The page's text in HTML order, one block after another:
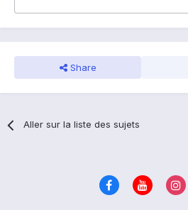
Share
Aller sur la liste des sujets